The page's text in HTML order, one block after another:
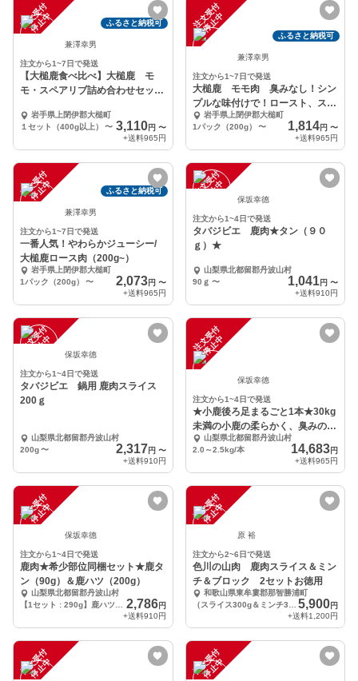
注
文
受
付
停
止
中 ふるさと納税可
兼澤幸男
注文から1~7日で発送
【大槌鹿食べ比べ】大槌鹿 モ
モ・スペアリブ詰め合わせセット
岩手県上閉伊郡大槌町
１セット（400g以上）
〜 3,110円 〜
+送料965円
注
文
受
付
停
止
中
ふるさと納税可
兼澤幸男
注文から1~7日で発送
大槌鹿 モモ肉 臭みなし！シン
プルな味付けで！ロースト、ステ
ーキ、カツに
岩手県上閉伊郡大槌町
1パック（200g）
〜 1,814円 〜
+送料965円
注
文
受
付
停
止
中 ふるさと納税可
兼澤幸男
注文から1~7日で発送
一番人気！やわらかジューシー/
大槌鹿ロース肉（200g~）
岩手県上閉伊郡大槌町
1パック（200g）
〜 2,073円 〜
+送料965円
注
文
受
付
停
止
中 保坂幸德
注文から1~4日で発送
タバジビエ 鹿肉★タン（９０
ｇ）★
山梨県北都留郡丹波山村
90ｇ 〜 1,041円 〜
+送料910円
注
文
受
付
停
止
中 保坂幸德
注文から1~4日で発送
タバジビエ 鍋用 鹿肉スライス
200ｇ
山梨県北都留郡丹波山村
200g〜 2,317 円 〜
+送料910円
注
文
受
付
停
止
中
保坂幸德
注文から1~4日で発送
★小鹿後ろ足まるごと1本★30kg
未満の小鹿の柔らかく、臭みのな
い良質なお肉
山梨県北都留郡丹波山村
2.0～2.5kg/本
14,683円
+送料965円
注
文
受
付
停
止
中
保坂幸德
注文から1~4日で発送
鹿肉★希少部位同梱セット★鹿タ
ン（90g）＆鹿ハツ（200g）
山梨県北都留郡丹波山村
2,786円
+送料910円
注
文
受
付
停
止
中
原 裕
注文から2~6日で発送
色川の山肉 鹿肉スライス＆ミン
チ＆ブロック 2セットお徳用
和歌山県東牟婁郡那智勝浦町
5,900円
+送料1,200円
注
文
受
付
停
止
中 注
文
受
付
停
止
中